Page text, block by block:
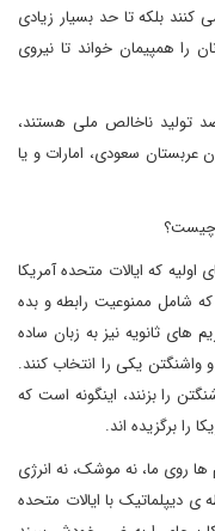
کنند بلکه تا حد بسیار زیادی
را همپیمان خواند تا نیروی
تولید ناخالص ملی هستند،
عربستان سعودی، امارات و یا
چیست؟
که ایالات متحده آمریکا
که شامل ممنوعیت رابطه و بده
ثانویه نیز به زبان ساده
یکی را انتخاب کنند.
را بزنند، اینگونه است که
را برگزیده اند.
روی ما، نه موشک، نه انرژی
دیپلماتیک با ایالات متحده